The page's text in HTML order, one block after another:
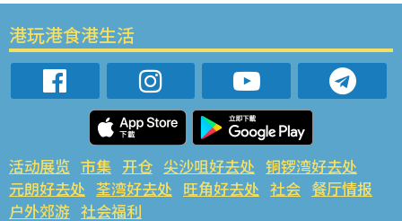
港玩港食港生活
活动展览 市集 开仓 尖沙咀好去处 铜锣湾好去处
元朗好去处 荃湾好去处 旺角好去处 社会 餐厅情报
户外郊游 社会福利